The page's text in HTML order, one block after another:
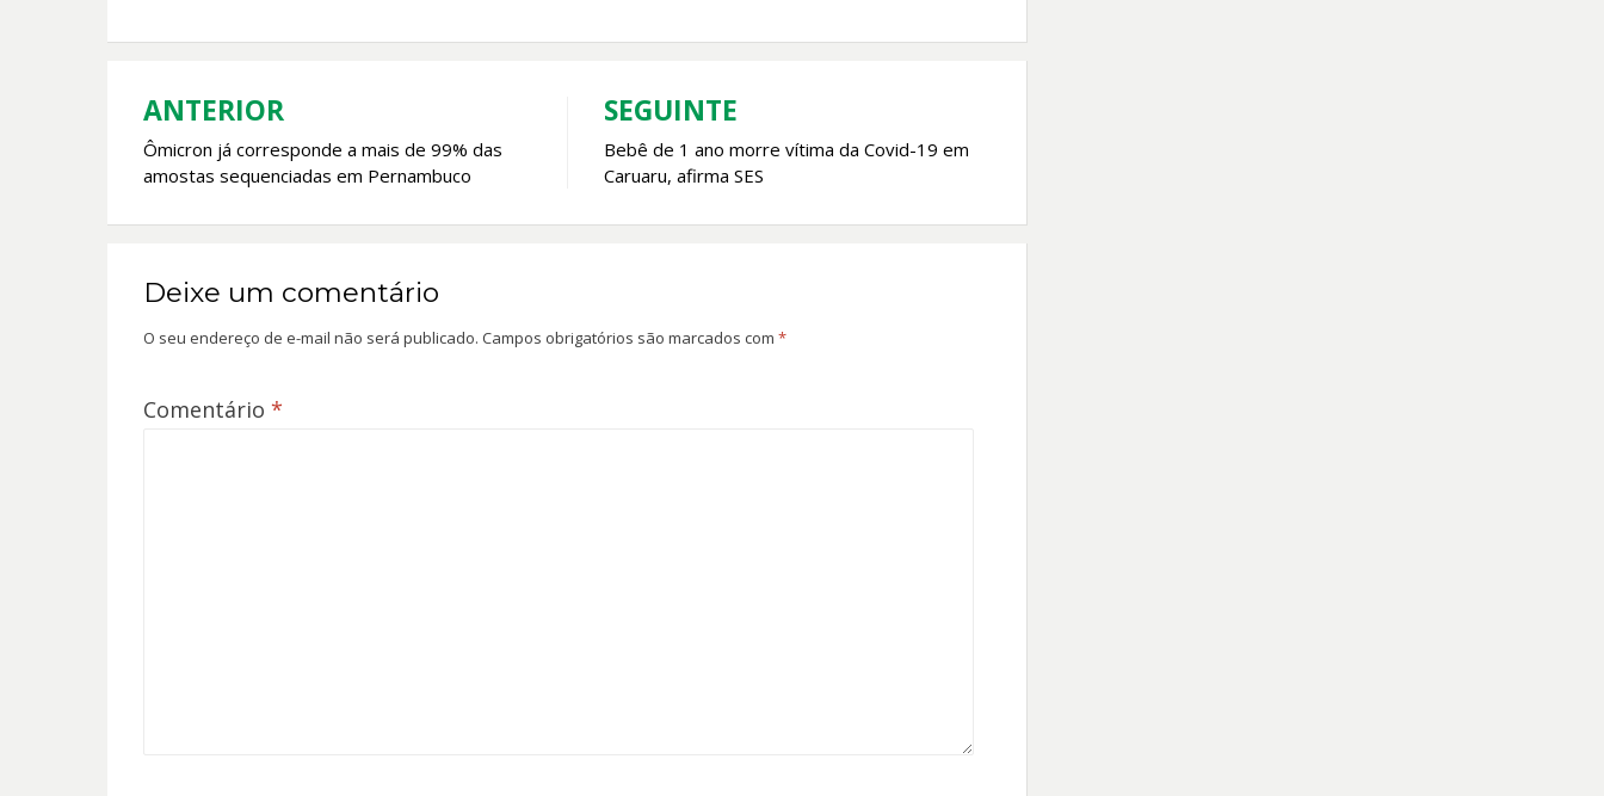
o A
Navegação
de
ANTERIOR
Ômicron já corresponde a mais de 99% das
amostas sequenciadas em Pernambuco
SEGUINTE
Bebê de 1 ano morre vítima da Covid-19 em
Caruaru, afirma SES
Deixe um comentário
O seu endereço de e-mail não será publicado. Campos obrigatórios são marcados com *
Comentário *